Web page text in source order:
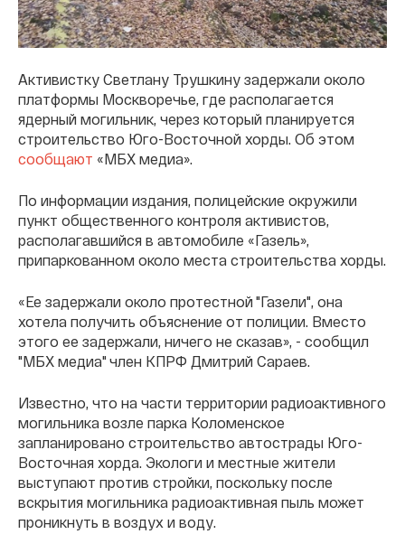
Активистку Светлану Трушкину задержали около
платформы Москворечье, где располагается
ядерный могильник, через который планируется
строительство Юго-Восточной хорды. Об этом
сообщают «МБХ медиа».
По информации издания, полицейские окружили
пункт общественного контроля активистов,
располагавшийся в автомобиле «Газель»,
припаркованном около места строительства хорды.
«Ее задержали около протестной "Газели", она
хотела получить объяснение от полиции. Вместо
этого ее задержали, ничего не сказав», - сообщил
"МБХ медиа" член КПРФ Дмитрий Сараев.
Известно, что на части территории радиоактивного
могильника возле парка Коломенское
запланировано строительство автострады Юго-
Восточная хорда. Экологи и местные жители
выступают против стройки, поскольку после
вскрытия могильника радиоактивная пыль может
проникнуть в воздух и воду.